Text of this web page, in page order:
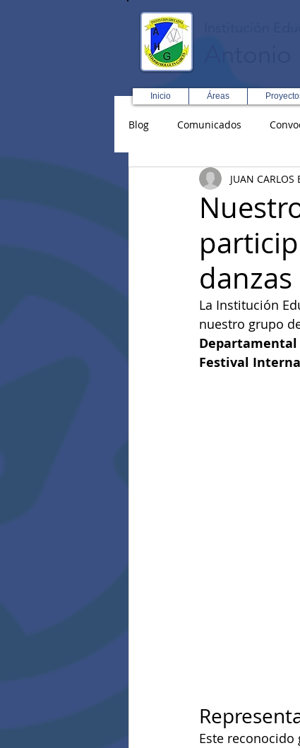
Inicio Áreas
Blog Comunicados
Asopadres SENA
Educación Física R y D
danzas
JUAN CARLOS
La Institución
nuestro grupo
Festival
Este